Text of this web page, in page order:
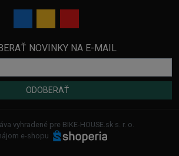
NOVINKY NA E-MAIL
ODOBERAŤ
vyhradené pre BIKE-HOUSE.sk s. r. o.
e-shopu